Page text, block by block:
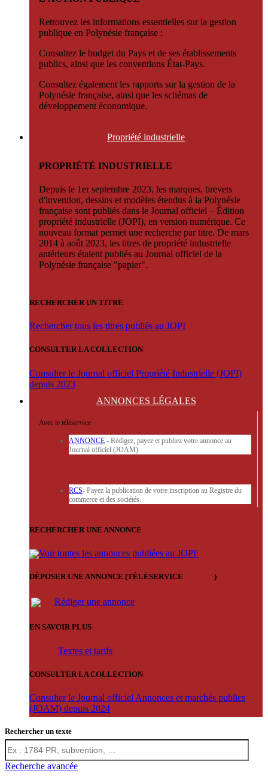
Retrouvez les informations essentielles sur la gestion
publique en Polynésie française :
Consultez le budget du Pays et de ses établissements
publics, ainsi que les conventions État-Pays.
Consultez également les rapports sur la gestion de la
Polynésie française, ainsi que les schémas de
développement économique.
Propriété industrielle
PROPRIÉTÉ INDUSTRIELLE
Depuis le 1er septembre 2023, les marques, brevets
d'invention, dessins et modèles étendus à la Polynésie
française sont publiés dans le Journal officiel – Édition
propriété industrielle (JOPI), en version numérique. Ce
nouveau format permet une recherche par titre. De mars
2014 à août 2023, les titres de propriété industrielle
antérieurs étaient publiés au Journal officiel de la
Polynésie française "papier".
RECHERCHER UN TITRE
Rechercher tous les titres publiés au JOPI
CONSULTER LA COLLECTION
Consulter le Journal officiel Propriété Industrielle (JOPI)
depuis 2023
ANNONCES LÉGALES
Avec le téléservice :
ANNONCE - Rédigez, payez et publiez votre annonce au
Journal officiel (JOAM)
RCS- Payez la publication de votre inscription au Registre du
commerce et des sociétés.
RECHERCHER UNE ANNONCE
Voir toutes les annonces publiées au JOPF
DÉPOSER UNE ANNONCE (TÉLÉSERVICE )
Rédiger une annonce
EN SAVOIR PLUS
Textes et tarifs
CONSULTER LA COLLECTION
Consulter le Journal officiel Annonces et marchés publics
(JOAM) depuis 2024
Rechercher un texte
Recherche avancée